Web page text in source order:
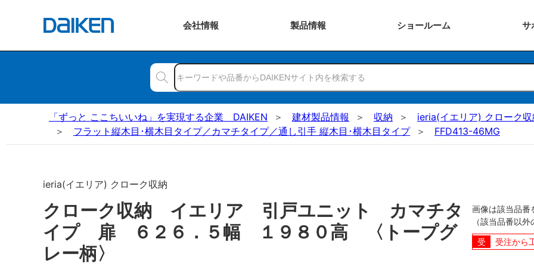
会社情報 製品情報 ショールーム サ
「ずっと ここちいいね」を実現する企業 DAIKEN 建材製品情報 収納
ieria(イエリア) クローク
フラット縦木目･横木目タイプ／カマチタイプ／通し引手 縦木目･横木目タイプ
FFD413-46MG
ieria(イエリア) クローク収納
クローク収納 イエリア 引戸ユニット カマチタ
イプ 扉 ６２６．５幅 １９８０高 〈トープグ
レー柄〉
画像は該当品番
（該当品番以
受注から